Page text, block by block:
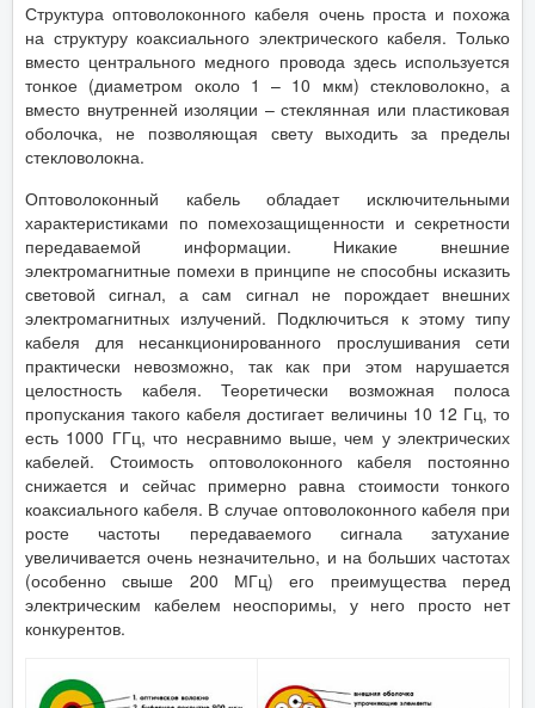
Структура оптоволоконного кабеля очень проста и похожа
на структуру коаксиального электрического кабеля. Только
вместо центрального медного провода здесь используется
тонкое (диаметром около 1 – 10 мкм) стекловолокно, а
вместо внутренней изоляции – стеклянная или пластиковая
оболочка, не позволяющая свету выходить за пределы
стекловолокна.
Оптоволоконный кабель обладает исключительными
характеристиками по помехозащищенности и секретности
передаваемой информации. Никакие внешние
электромагнитные помехи в принципе не способны исказить
световой сигнал, а сам сигнал не порождает внешних
электромагнитных излучений. Подключиться к этому типу
кабеля для несанкционированного прослушивания сети
практически невозможно, так как при этом нарушается
целостность кабеля. Теоретически возможная полоса
пропускания такого кабеля достигает величины 10 12 Гц, то
есть 1000 ГГц, что несравнимо выше, чем у электрических
кабелей. Стоимость оптоволоконного кабеля постоянно
снижается и сейчас примерно равна стоимости тонкого
коаксиального кабеля. В случае оптоволоконного кабеля при
росте частоты передаваемого сигнала затухание
увеличивается очень незначительно, и на больших частотах
(особенно свыше 200 МГц) его преимущества перед
электрическим кабелем неоспоримы, у него просто нет
конкурентов.